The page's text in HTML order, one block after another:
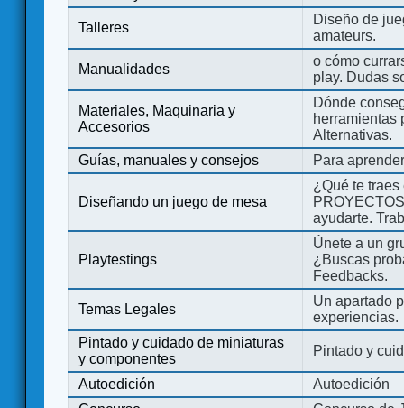
Talleres
Diseño de
amateurs.
Manualidades
o cómo
play. Dudas
Materiales, Maquinaria y
Accesorios
Dónde
herramientas
Alternativas.
Guías, manuales y consejos
Para
Diseñando un juego de mesa
¿Qué te
ayudarte.
Playtestings
Únete a un
¿Buscas
Feedbacks.
Temas Legales
Un apartado
experiencias.
Pintado y cuidado de miniaturas
y componentes
Pintado y
Autoedición
Autoedición